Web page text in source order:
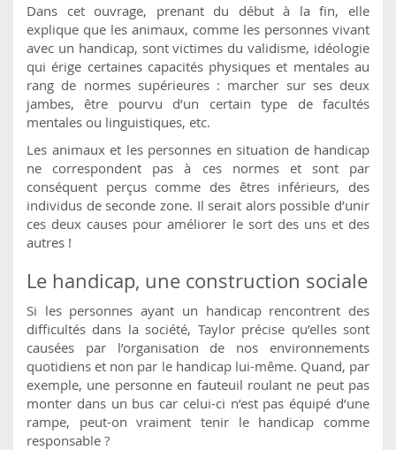
Dans cet ouvrage, prenant du début à la fin, elle
explique que les animaux, comme les personnes vivant
avec un handicap, sont victimes du validisme, idéologie
qui érige certaines capacités physiques et mentales au
rang de normes supérieures : marcher sur ses deux
jambes, être pourvu d’un certain type de facultés
mentales ou linguistiques, etc.
Les animaux et les personnes en situation de handicap
ne correspondent pas à ces normes et sont par
conséquent perçus comme des êtres inférieurs, des
individus de seconde zone. Il serait alors possible d’unir
ces deux causes pour améliorer le sort des uns et des
autres !
Le handicap, une construction sociale
Si les personnes ayant un handicap rencontrent des
difficultés dans la société, Taylor précise qu’elles sont
causées par l’organisation de nos environnements
quotidiens et non par le handicap lui-même. Quand, par
exemple, une personne en fauteuil roulant ne peut pas
monter dans un bus car celui-ci n’est pas équipé d’une
rampe, peut-on vraiment tenir le handicap comme
responsable ?